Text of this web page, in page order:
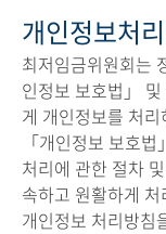
개인정보처
최저임금위원회는
인정보 보호법」
게 개인정보를 처
「개인정보 보호
처리에 관한 절차
속하고 원활하게
개인정보 처리방침